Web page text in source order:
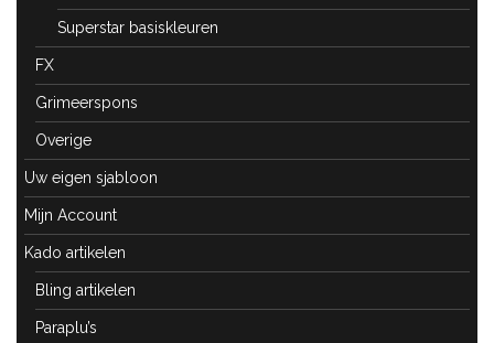
Superstar basiskleuren
FX
Grimeerspons
Overige
Uw eigen sjabloon
Mijn Account
Kado artikelen
Bling artikelen
Paraplu’s